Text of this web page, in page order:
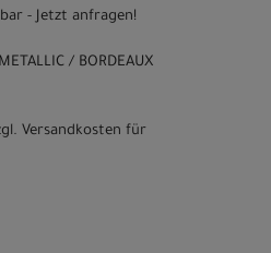
- Jetzt anfragen!
/ BORDEAUX
Versandkosten für